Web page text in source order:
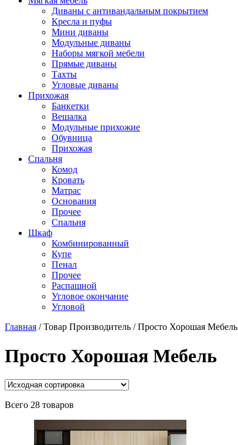
Диваны с антивандальным покрытием
Кресла и пуфы
Мини диваны
Модульные диваны
Наборы мягкой мебели
Прямые диваны
Тахты
Угловые диваны
Прихожая
Банкетки
Вешалка
Модульные прихожие
Обувница
Прихожая
Спальня
Комод
Кровать
Матраc
Основания
Прочее
Спальня
Шкаф
Комбинированный
Купе
Пенал
Прочее
Распашной
Угловое окончание
Угловой
Главная /Товар Производитель /Просто Хорошая Мебель
Просто Хорошая Мебель
Всего 28 товаров